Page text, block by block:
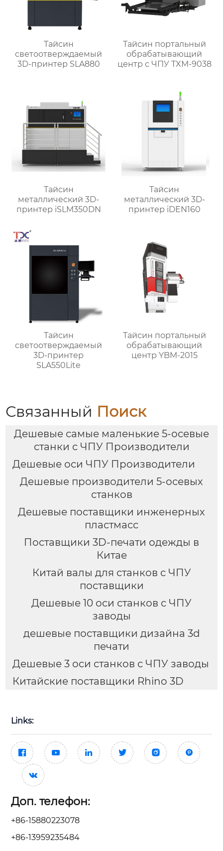
Тайсин
светоотверждаемый
3D-принтер SLA880
Тайсин портальный
обрабатывающий
центр с ЧПУ TXM-9038
Тайсин
металлический 3D-
принтер iSLM350DN
Тайсин
металлический 3D-
принтер iDEN160
Тайсин
светоотверждаемый
3D-принтер
SLA550Lite
Тайсин портальный
обрабатывающий
центр YBM-2015
Связанный Поиск
Дешевые самые маленькие 5-осевые
станки с ЧПУ Производители
Дешевые оси ЧПУ Производители
Дешевые производители 5-осевых
станков
Дешевые поставщики инженерных
пластмасс
Поставщики 3D-печати одежды в
Китае
Китай валы для станков с ЧПУ
поставщики
Дешевые 10 оси станков с ЧПУ
заводы
дешевые поставщики дизайна 3d
печати
Дешевые 3 оси станков с ЧПУ заводы
Китайские поставщики Rhino 3D
Links:
     

Доп. телефон:
+86-15880223078
+86-13959235484